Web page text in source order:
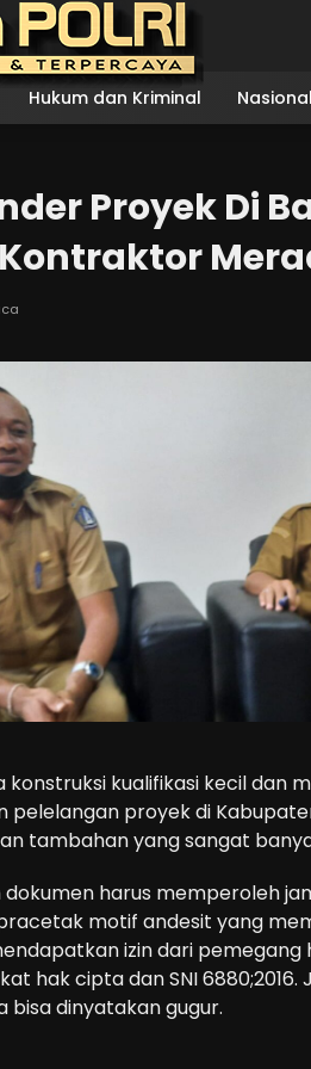
Hukum dan Kriminal Nasional
Proyek Di
konstruksi kualifikasi kecil dan
pelelangan proyek di
tambahan yang sangat
harus memperoleh
motif andesit yang
izin dari pemegang
hak cipta dan SNI 6880;2016.
bisa dinyatakan gugur.